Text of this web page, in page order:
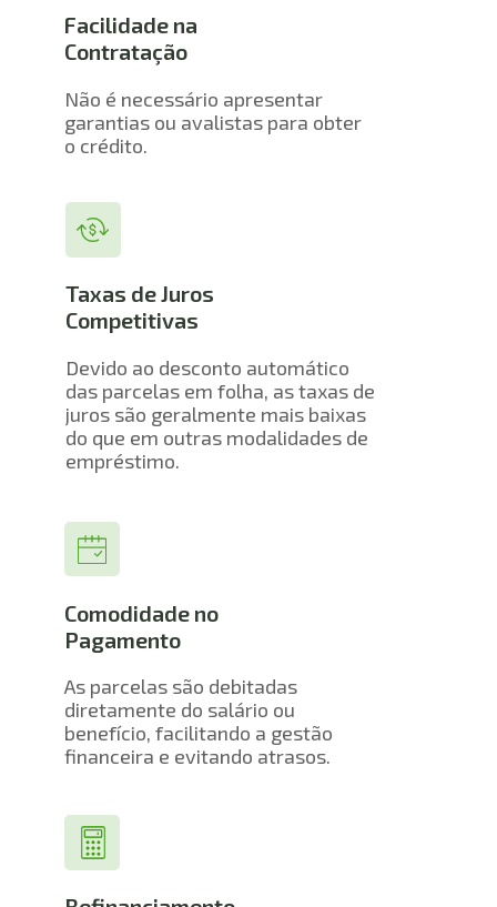
Taxas de Juros
Competitivas
Comodidade no
Pagamento
Facilidade na
Contratação
As parcelas são debitadas
diretamente do salário ou
benefício, facilitando a gestão
financeira e evitando atrasos.
Não é necessário apresentar
garantias ou avalistas para obter
o crédito.
Devido ao desconto automático
das parcelas em folha, as taxas de
juros são geralmente mais baixas
do que em outras modalidades de
empréstimo.